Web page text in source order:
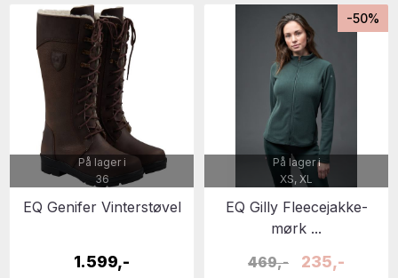
På lager i
36
EQ Genifer Vinterstøvel
1.599,-
-50%
På lager i
XS, XL
EQ Gilly Fleecejakke-
mørk ...
469,-
235,-